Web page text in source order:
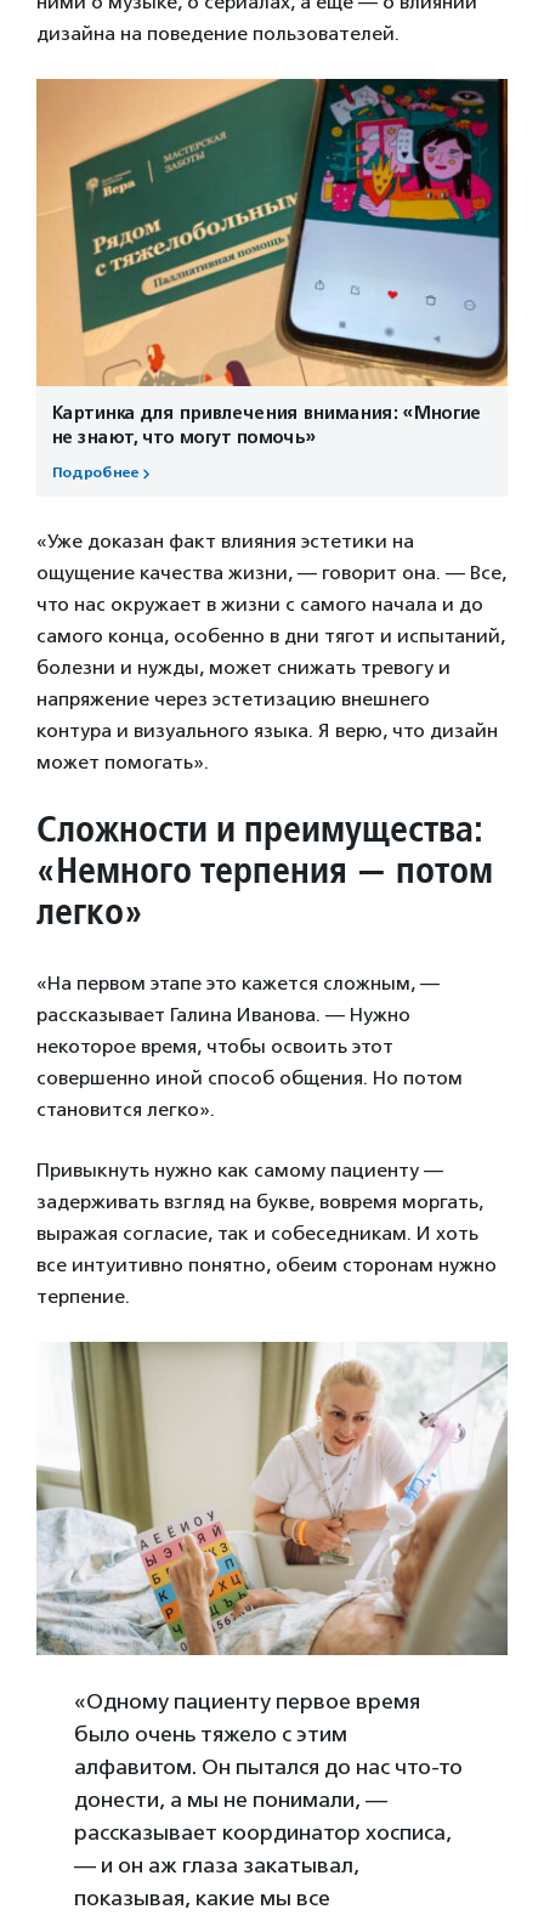
дизайна на поведение пользователей.
Картинка для привлечения внимания: «Многие
не знают, что могут помочь»
Подробнее
«Уже доказан факт влияния эстетики на
ощущение качества жизни, — говорит она. — Все,
что нас окружает в жизни с самого начала и до
самого конца, особенно в дни тягот и испытаний,
болезни и нужды, может снижать тревогу и
напряжение через эстетизацию внешнего
контура и визуального языка. Я верю, что дизайн
может помогать».
Сложности и преимущества:
«Немного терпения — потом
легко»
«На первом этапе это кажется сложным, —
рассказывает Галина Иванова. — Нужно
некоторое время, чтобы освоить этот
совершенно иной способ общения. Но потом
становится легко».
Привыкнуть нужно как самому пациенту —
задерживать взгляд на букве, вовремя моргать,
выражая согласие, так и собеседникам. И хоть
все интуитивно понятно, обеим сторонам нужно
терпение.
«Одному пациенту первое время
было очень тяжело с этим
алфавитом. Он пытался до нас что-то
донести, а мы не понимали, —
рассказывает координатор хосписа,
— и он аж глаза закатывал,
показывая, какие мы все